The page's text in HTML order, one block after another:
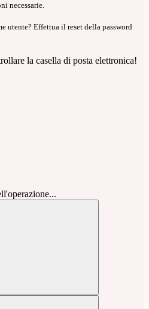
necessarie.
utente? Effettua il reset della password
la casella di posta elettronica!